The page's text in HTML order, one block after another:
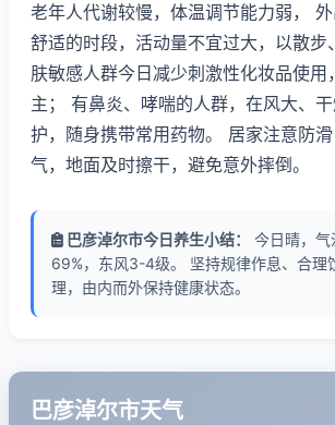
老年人代谢较慢，体温调节能力弱，
舒适的时段，活动量不宜过大，以散步
肤敏感人群今日减少刺激性化妆品使用
主； 有鼻炎、哮喘的人群，在风大、
护，随身携带常用药物。 居家注意防
气，地面及时擦干，避免意外摔倒。
巴彦淖尔市今日养生小结：
今日晴，
69%，东风3-4级。 坚持规律作息、合理
理，由内而外保持健康状态。
巴彦淖尔市天气